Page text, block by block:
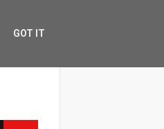
GOT IT